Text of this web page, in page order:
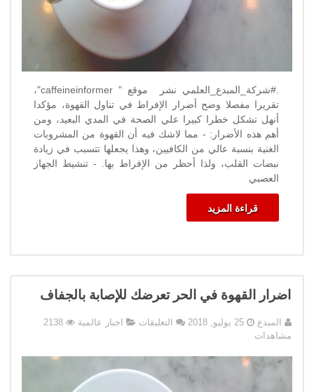
.#شركة_المبدع_العلمي نشر موقع " caffeineinformer"،
تقريرا مفصلا وضح أضرار الإفراط في تناول القهوة، مؤكدا
أنهل تشكل خطرا كبيرا علي الصحة في المدي البعيد، ومن
أهم هذه الأضرار: - مما لاشك فيه أن القهوة من المشروبات
الغنية بنسبة عالي من الكافيين، وهذا يجعلها تتسبب في زيادة
نبضات القلب، ولذا أحظر من الإفراط بها. - تنشيط الجهاز
العصبي
قراءة المزيد
اضرار القهوة في الحر تعرضك للإصابة بالجفاف
المبدع 25 يوليو, 2018 التعليقات على
الحر
اخبار عالمية
2138
مشاهدات